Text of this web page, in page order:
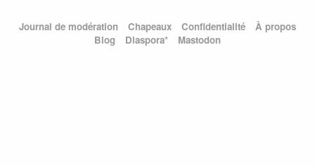
Journal de modération Chapeaux Confidentialité
À propos
Blog
Diaspora* Mastodon